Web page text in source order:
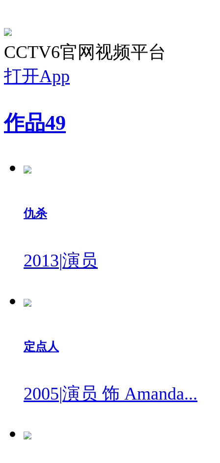
CCTV6官网视频平台
打开App
作品49
仇杀
2013|演员
定点人
2005|演员 饰 Amanda...